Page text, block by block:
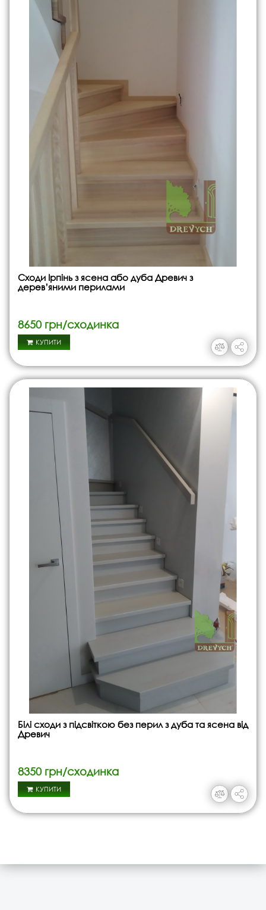
Сходи Ірпінь з ясена або дуба Древич з
дерев’яними перилами
8650 грн/сходинка
КУПИТИ
Білі сходи з підсвіткою без перил з дуба та ясена від
Древич
8350 грн/сходинка
КУПИТИ